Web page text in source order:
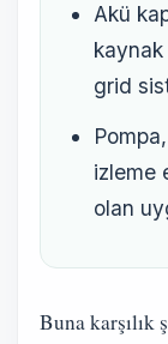
Akü
grid
izleme
olan
Buna karşılık